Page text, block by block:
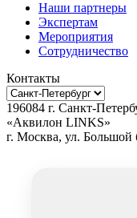
Наши партнеры
Экспертам
Мероприятия
Сотрудничество
Контакты
196084 г. Санкт-
«Аквилон LINKS»
г. Москва, ул. Большой